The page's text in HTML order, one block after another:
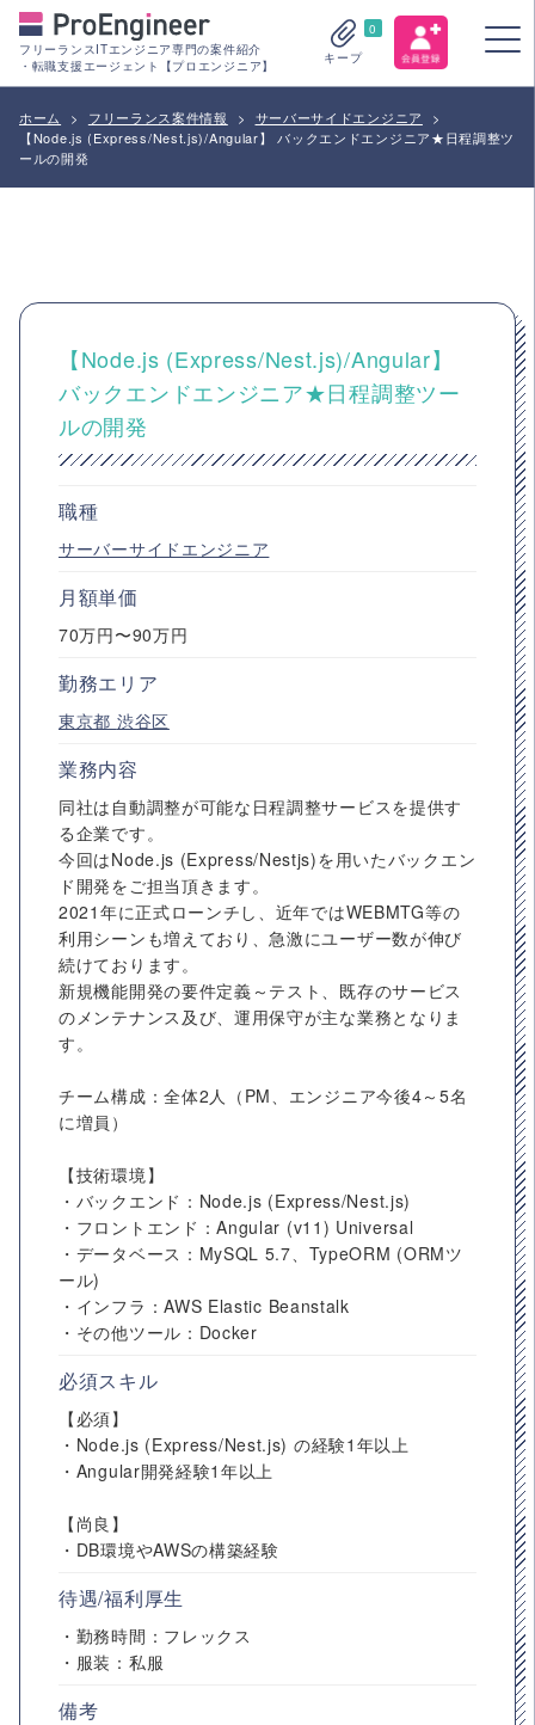
フリーランスITエンジニア専門の案件紹介
・転職支援エージェント【プロエンジニア】
0
キープ
ホーム > フリーランス案件情報 > サーバーサイドエンジニア
>
【Node.js (Express/Nest.js)/Angular】 バックエンドエンジニア★日程調整ツ
ールの開発
【Node.js (Express/Nest.js)/Angular】
バックエンドエンジニア★日程調整ツー
ルの開発
職種
サーバーサイドエンジニア
月額単価
70万円〜90万円
勤務エリア
東京都 渋谷区
業務内容
同社は自動調整が可能な日程調整サービスを提供す
る企業です。
今回はNode.js (Express/Nestjs)を用いたバックエン
ド開発をご担当頂きます。
2021年に正式ローンチし、近年ではWEBMTG等の
利用シーンも増えており、急激にユーザー数が伸び
続けております。
新規機能開発の要件定義～テスト、既存のサービス
のメンテナンス及び、運用保守が主な業務となりま
す。
チーム構成：全体2人（PM、エンジニア今後4～5名
に増員）
【技術環境】
・バックエンド：Node.js (Express/Nest.js)
・フロントエンド：Angular (v11) Universal
・データベース：MySQL 5.7、TypeORM (ORMツ
ール)
・インフラ：AWS Elastic Beanstalk
・その他ツール：Docker
必須スキル
【必須】
・Node.js (Express/Nest.js) の経験1年以上
・Angular開発経験1年以上
【尚良】
・DB環境やAWSの構築経験
待遇/福利厚生
・勤務時間：フレックス
・服装：私服
備考